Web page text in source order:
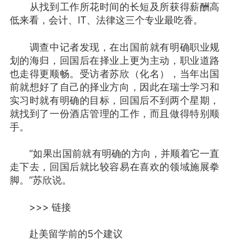
从找到工作所花时间的长短及所获得薪酬高
低来看，会计、IT、法律这三个专业最吃香。
调查中记者发现，在出国前就有明确职业规
划的海归，回国后在择业上更为主动，职业道路
也走得更顺畅。受访者苏欣（化名），当年出国
前就想好了自己的择业方向，因此在瑞士学习和
实习时就有明确的目标，回国后不到两个星期，
就找到了一份酒店管理的工作，而且做得特别顺
手。
“如果出国前就有明确的方向，并顺着它一直
走下去，回国后就比较容易在喜欢的领域施展拳
脚。”苏欣说。
>>> 链接
赴美留学前的5个建议